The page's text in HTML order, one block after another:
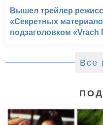
Вышел трейлер
«Секретных
подзаголовком «Vrach
Все